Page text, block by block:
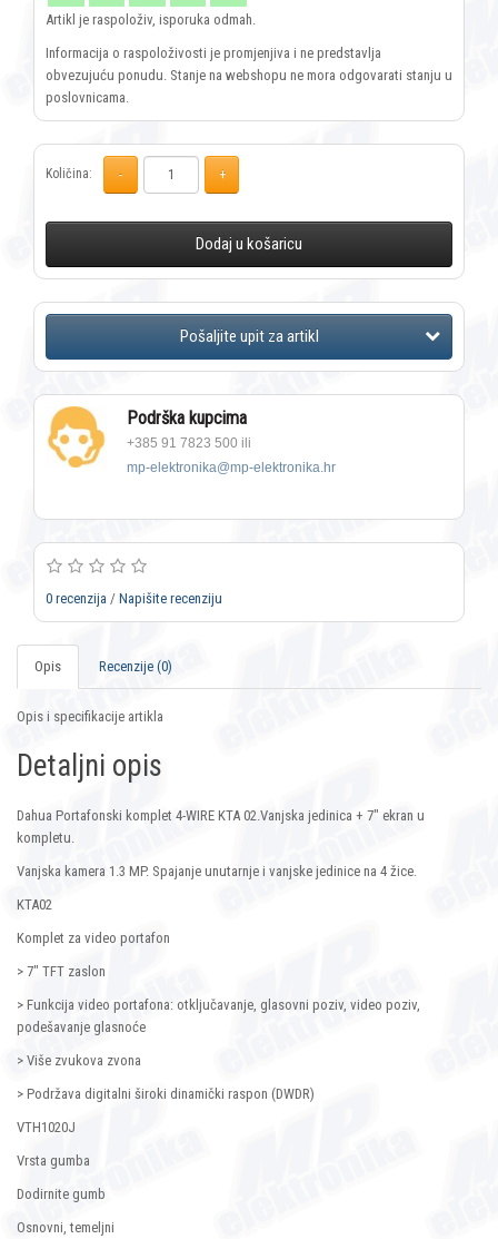
Artikl je raspoloživ, isporuka odmah.
Informacija o raspoloživosti je promjenjiva i ne predstavlja
obvezujuću ponudu. Stanje na webshopu ne mora odgovarati stanju u
poslovnicama.
Količina:
Dodaj u košaricu
Podrška kupcima
+385 91 7823 500 ili
mp-elektronika@mp-elektronika.hr
0 recenzija / Napišite recenziju
Opis Recenzije (0)
Opis i specifikacije artikla
Detaljni opis
Dahua Portafonski komplet 4-WIRE KTA 02.Vanjska jedinica + 7″ ekran u
kompletu.
Vanjska kamera 1.3 MP. Spajanje unutarnje i vanjske jedinice na 4 žice.
KTA02
Komplet za video portafon
> 7" TFT zaslon
> Funkcija video portafona: otključavanje, glasovni poziv, video poziv,
podešavanje glasnoće
> Više zvukova zvona
> Podržava digitalni široki dinamički raspon (DWDR)
VTH1020J
Vrsta gumba
Dodirnite gumb
Osnovni, temeljni